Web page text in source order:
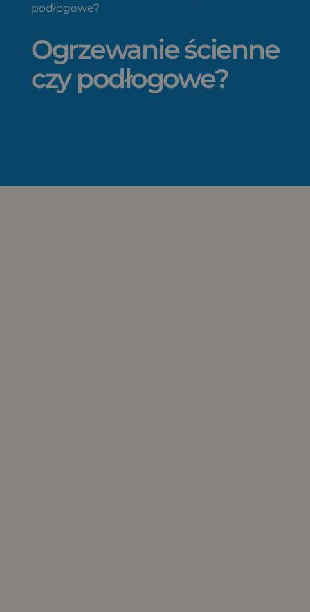
podłogowe?
Ogrzewanie ścienne
czy podłogowe?